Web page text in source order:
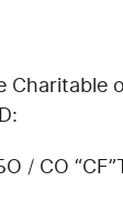
/ CO